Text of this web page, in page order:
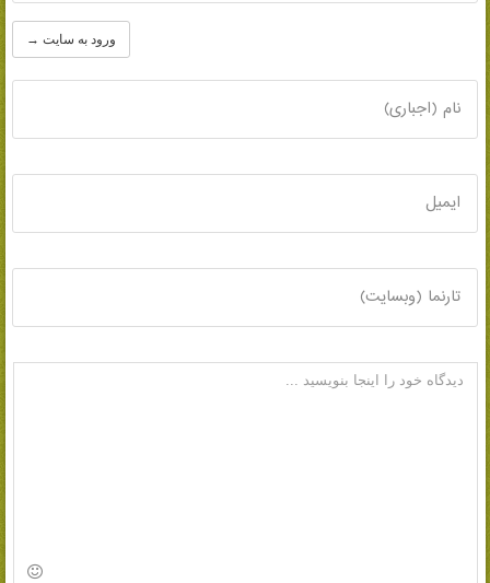
ورود به سایت →
نام (اجباری)
ایمیل
تارنما (وبسایت)